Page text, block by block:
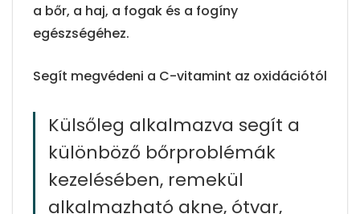
a bőr, a haj, a fogak és a fogíny
egészségéhez.
Segít megvédeni a C-vitamint az oxidációtól
Külsőleg alkalmazva segít a
különböző bőrproblémák
kezelésében, remekül
alkalmazható akne, ótvar,